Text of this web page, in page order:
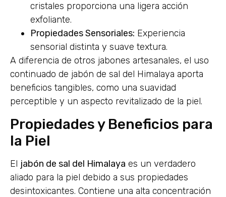
cristales proporciona una ligera acción
exfoliante.
Propiedades Sensoriales: Experiencia
sensorial distinta y suave textura.
A diferencia de otros jabones artesanales, el uso
continuado de jabón de sal del Himalaya aporta
beneficios tangibles, como una suavidad
perceptible y un aspecto revitalizado de la piel.
Propiedades y Beneficios para
la Piel
El jabón de sal del Himalaya es un verdadero
aliado para la piel debido a sus propiedades
desintoxicantes. Contiene una alta concentración